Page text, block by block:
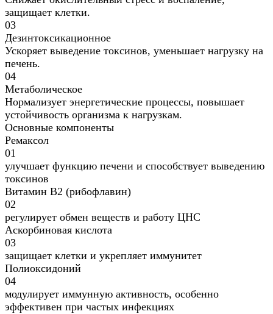
защищает клетки.
03
Дезинтоксикационное
Ускоряет выведение токсинов, уменьшает нагрузку на
печень.
04
Метаболическое
Нормализует энергетические процессы, повышает
устойчивость организма к нагрузкам.
Основные компоненты
Ремаксол
01
улучшает функцию печени и способствует выведению
токсинов
Витамин B2 (рибофлавин)
02
регулирует обмен веществ и работу ЦНС
Аскорбиновая кислота
03
защищает клетки и укрепляет иммунитет
Полиоксидоний
04
модулирует иммунную активность, особенно
эффективен при частых инфекциях